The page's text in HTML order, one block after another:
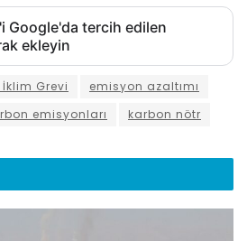
Google'da tercih edilen
ekleyin
İklim Grevi
emisyon azaltımı
emisyonları karbon nötr